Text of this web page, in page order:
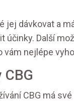
jej dávkovat a
účinky. Další
vám nejlépe
CBG má